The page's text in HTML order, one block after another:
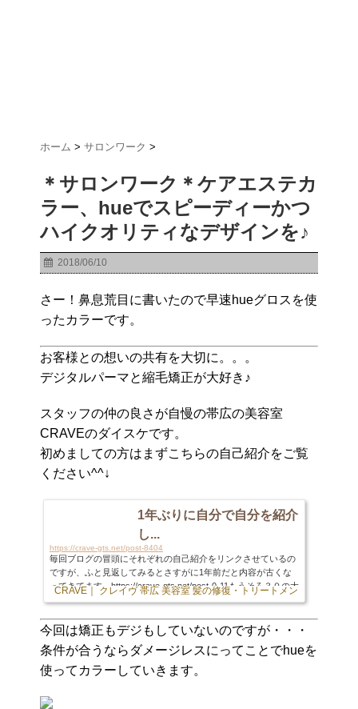
ホーム > サロンワーク >
＊サロンワーク＊ケアエステカ
ラー、hueでスピーディーかつ
ハイクオリティなデザインを♪
2018/06/10
さー！鼻息荒目に書いたので早速hueグロスを使
ったカラーです。
お客様との想いの共有を大切に。。。
デジタルパーマと縮毛矯正が大好き♪
スタッフの仲の良さが自慢の帯広の美容室
CRAVEのダイスケです。
初めましての方はまずこちらの自己紹介をご覧
ください^^↓
1年ぶりに自分で自分を紹介
し...
https://crave-gts.net/post-8404
毎回ブログの冒頭にそれぞれの自己紹介をリンクさせているの
ですが、ふと見返してみるとさすがに1年前だと内容が古くな
ってきてます。https://crave-gts.net/post-0-11もうそろ３０の大
台に・・というかもう３１が目の前ですしね笑ということで初
ってこんにちは！1犬1男1女の３兄弟パパ、サロンでも保護者
的ポジションのダイスケです。何に関しても興味のあることは
とことん、ないことは完全スルーという極端さは自覚していま
す。なので良いのか悪いのかはわかりませんが、人...
CRAVE｜ クレイヴ 帯広 美容室 髪の修復・トリートメント専門店
今回は矯正もデジもしていないのですが・・・
条件が合うならダメージレスにってことでhueを
使ってカラーしていきます。